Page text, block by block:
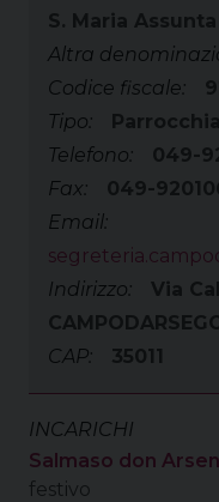
S. Maria Assunta
Altra
Codice fiscale:
Tipo:
Telefono:
049-
Fax:
049-
Email:
Indirizzo:
Via
CAP:
35011
INCARICHI
Salmaso don
festivo